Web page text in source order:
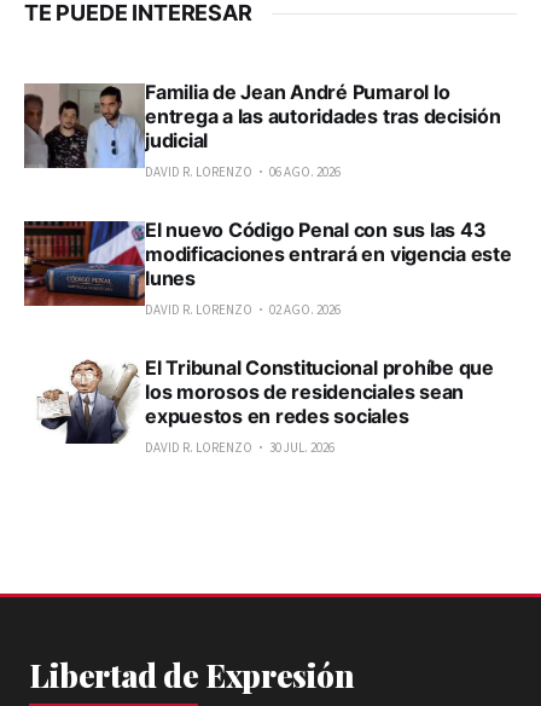
TE PUEDE INTERESAR
Familia de Jean André Pumarol lo
entrega a las autoridades tras decisión
judicial
DAVID R. LORENZO 06 AGO. 2026
El nuevo Código Penal con sus las 43
modificaciones entrará en vigencia este
lunes
DAVID R. LORENZO 02 AGO. 2026
El Tribunal Constitucional prohíbe que
los morosos de residenciales sean
expuestos en redes sociales
DAVID R. LORENZO 30 JUL. 2026
Libertad de Expresión